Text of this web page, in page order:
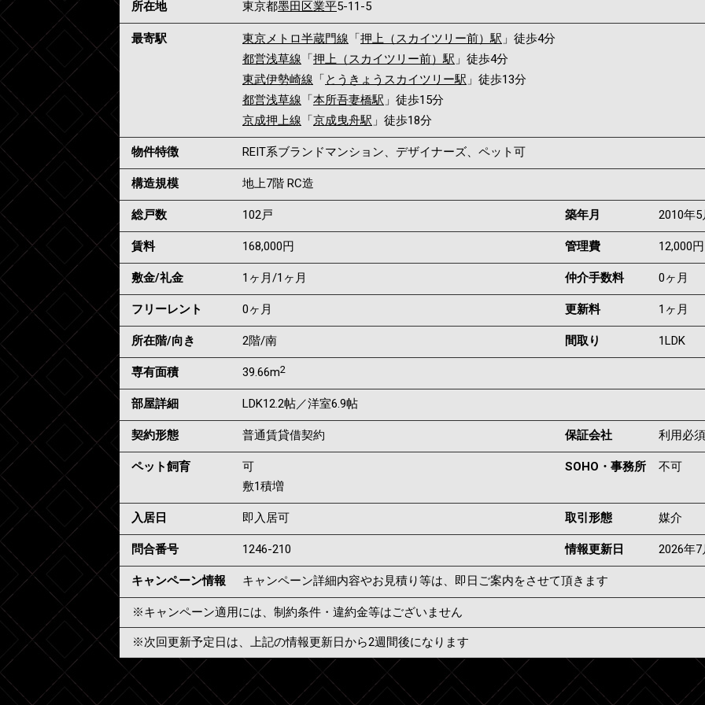
所在地 東京都墨田区業平5-11-5
最寄駅 東京メトロ半蔵門線 「押上（スカイツリー前）駅 」徒歩4分
都営浅草線 「押上（スカイツリー前）駅 」徒歩4分
東武伊勢崎線 「とうきょうスカイツリー駅 」徒歩13分
都営浅草線 「本所吾妻橋駅 」徒歩15分
京成押上線 「京成曳舟駅 」徒歩18分
物件特徴 REIT系ブランドマンション、デザイナーズ、ペット可
構造規模 地上7階 RC造
総戸数 102戸 築年月 2010年5
賃料 168,000円 管理費 12,000円
敷金/礼金 1ヶ月/1ヶ月 仲介手数料 0ヶ月
フリーレント 0ヶ月 更新料 1ヶ月
所在階/向き 2階/南 間取り 1LDK
専有面積 39.66m2
部屋詳細 LDK12.2帖／洋室6.9帖
契約形態 普通賃貸借契約 保証会社 利用必須
ペット飼育
可
敷1積増
SOHO・事務所 不可
入居日 即入居可 取引形態 媒介
問合番号 1246-210 情報更新日 2026年
キャンペーン情報 キャンペーン詳細内容やお見積り等は、即日ご案内をさせて頂きます
※キャンペーン適用には、制約条件・違約金等はございません
※次回更新予定日は、上記の情報更新日から2週間後になります